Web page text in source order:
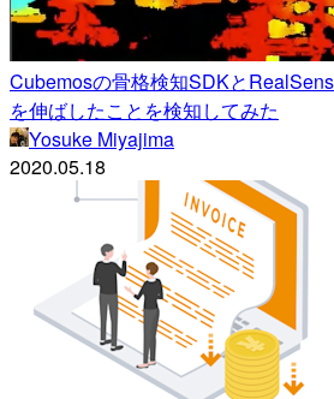
Cubemosの骨格検知SDKと
を伸ばしたことを検知してみた
Yosuke Miyajima
2020.05.18